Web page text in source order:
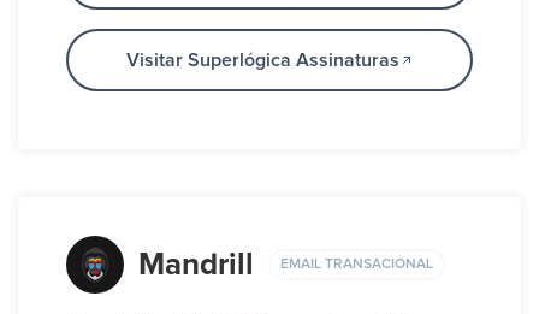
Visitar Superlógica Assinaturas
Mandrill EMAIL TRANSACIONAL